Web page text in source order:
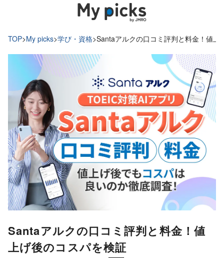
TOP>My picks>学び・資格>Santaアルクの口コミ評判と料金！値上
Santaアルクの口コミ評判と料金！値
上げ後のコスパを検証